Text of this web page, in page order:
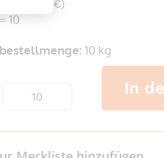
55,22 €)
10
10 kg
In